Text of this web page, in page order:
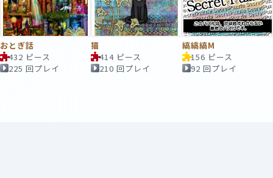
おとぎ話
432 ピース
225 回プレイ
猫
414 ピース
210 回プレイ
縞縞縞M
156 ピース
92 回プレイ